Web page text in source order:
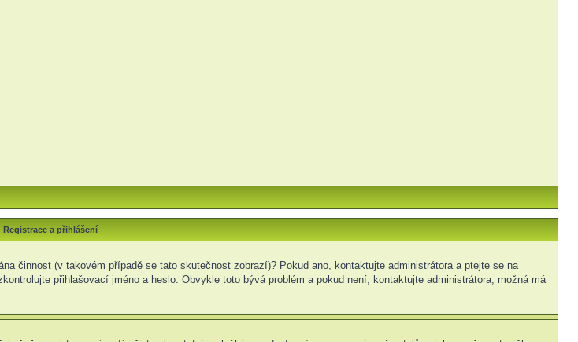
Registrace a přihlášení
činnost (v takovém případě se tato skutečnost zobrazí)? Pokud ano, kontaktujte administrátora a ptejte se na
přihlašovací jméno a heslo. Obvykle toto bývá problém a pokud není, kontaktujte administrátora, možná má